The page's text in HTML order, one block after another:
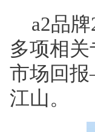
a2品
多项相
市场回
江山。